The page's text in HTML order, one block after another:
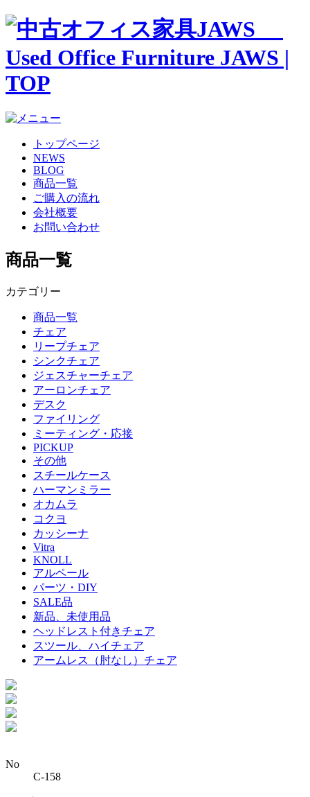
トップページ
NEWS
BLOG
商品一覧
ご購入の流れ
会社概要
お問い合わせ
商品一覧
カテゴリー
商品一覧
チェア
リープチェア
シンクチェア
ジェスチャーチェア
アーロンチェア
デスク
ファイリング
ミーティング・応接
PICKUP
その他
スチールケース
ハーマンミラー
オカムラ
コクヨ
カッシーナ
Vitra
KNOLL
アルペール
パーツ・DIY
SALE品
新品、未使用品
ヘッドレスト付きチェア
スツール、ハイチェア
アームレス（肘なし）チェア
No
C-158